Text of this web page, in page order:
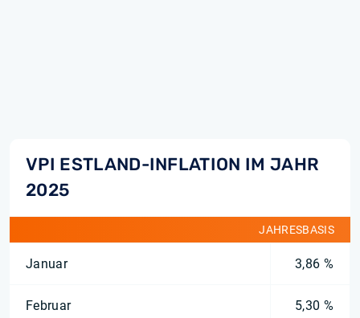
VPI ESTLAND-INFLATION IM JAHR
2025
JAHRESBASIS
Januar 3,86 %
Februar 5,30 %